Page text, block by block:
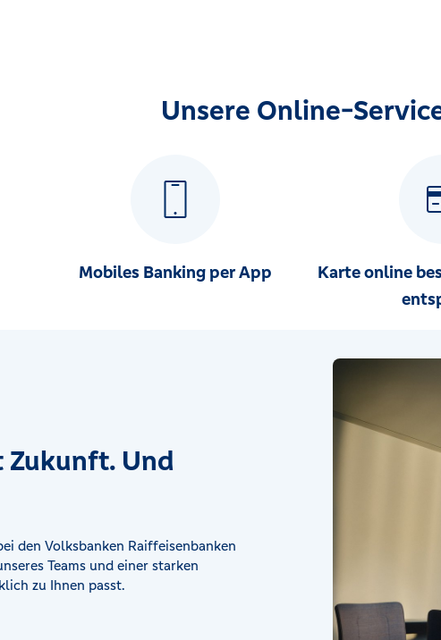
Unsere Online-
Mobiles Banking per App
Karte online
Zukunft. Und
den Volksbanken Raiffeisenbanken
Teams und einer starken
zu Ihnen passt.